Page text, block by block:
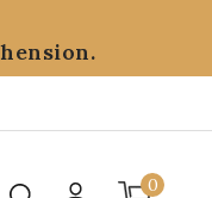
0